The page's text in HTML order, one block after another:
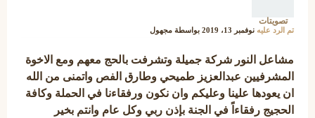
تصويتات
تم الرد عليه نوفمبر 13، 2019 بواسطة مجهول
مشاعل النور شركة جميلة وتشرفت بالحج معهم ومع الاخوة
المشرفيين عبدالعزيز طميحي وطارق الفص واتمنى من الله
ان يعودها علينا وعليكم وان نكون ورفقاءنا في الحملة وكافة
الحجيج رفقاءاً في الجنة بإذن ربي وكل عام وانتم بخير